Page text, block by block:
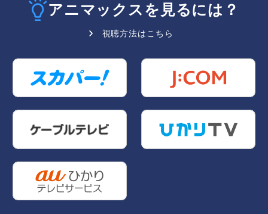
アニマックスを見るには？
視聴方法はこちら